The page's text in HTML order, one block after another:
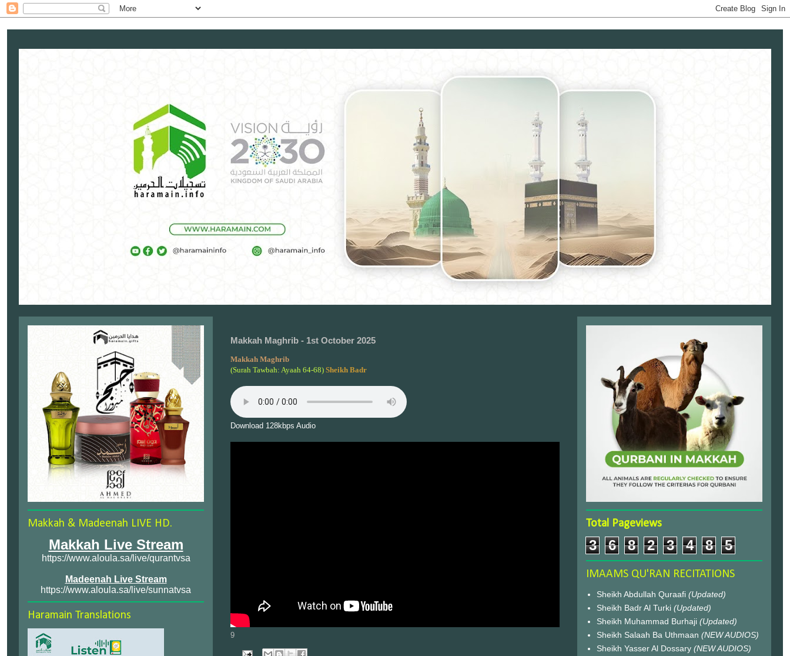
Makkah Maghrib - 1st October 2025
Makkah Maghrib
(Surah Tawbah: Ayaah 64-68) Sheikh Badr
Download 128kbps Audio
9
Makkah & Madeenah LIVE HD.
Makkah Live Stream
https://www.aloula.sa/live/qurantvsa
Madeenah Live Stream
https://www.aloula.sa/live/sunnatvsa
Haramain Translations
Total Pageviews
3 6 8 2 3 4 8 5
IMAAMS QU'RAN RECITATIONS
Sheikh Abdullah Quraafi (Updated)
Sheikh Badr Al Turki (Updated)
Sheikh Muhammad Burhaji (Updated)
Sheikh Salaah Ba Uthmaan (NEW AUDIOS)
Sheikh Yasser Al Dossary (NEW AUDIOS)